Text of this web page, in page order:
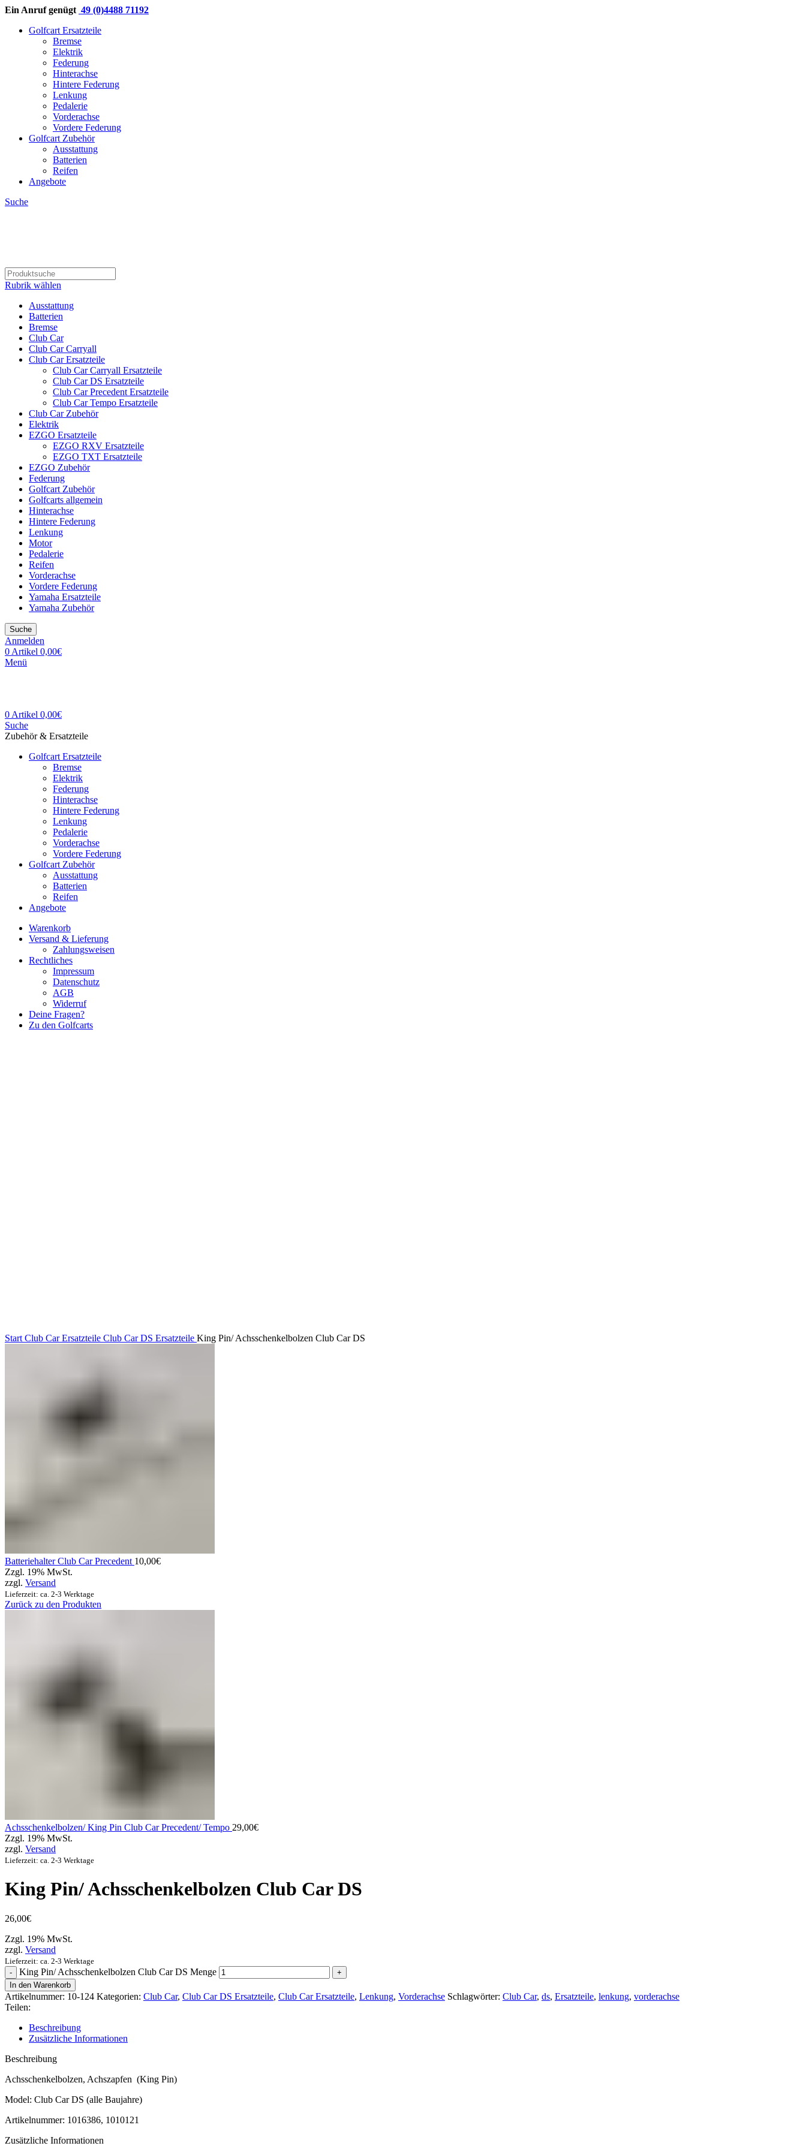
Ein Anruf genügt 49 (0)4488 71192
Golfcart Ersatzteile
Bremse
Elektrik
Federung
Hinterachse
Hintere Federung
Lenkung
Pedalerie
Vorderachse
Vordere Federung
Golfcart Zubehör
Ausstattung
Batterien
Reifen
Angebote
Suche
Rubrik wählen
Ausstattung
Batterien
Bremse
Club Car
Club Car Carryall
Club Car Ersatzteile
Club Car Carryall Ersatzteile
Club Car DS Ersatzteile
Club Car Precedent Ersatzteile
Club Car Tempo Ersatzteile
Club Car Zubehör
Elektrik
EZGO Ersatzteile
EZGO RXV Ersatzteile
EZGO TXT Ersatzteile
EZGO Zubehör
Federung
Golfcart Zubehör
Golfcarts allgemein
Hinterachse
Hintere Federung
Lenkung
Motor
Pedalerie
Reifen
Vorderachse
Vordere Federung
Yamaha Ersatzteile
Yamaha Zubehör
Suche
Anmelden
0 Artikel 0,00€
Menü
0 Artikel 0,00€
Suche
Zubehör & Ersatzteile
Golfcart Ersatzteile
Bremse
Elektrik
Federung
Hinterachse
Hintere Federung
Lenkung
Pedalerie
Vorderachse
Vordere Federung
Golfcart Zubehör
Ausstattung
Batterien
Reifen
Angebote
Warenkorb
Versand & Lieferung
Zahlungsweisen
Rechtliches
Impressum
Datenschutz
AGB
Widerruf
Deine Fragen?
Zu den Golfcarts
Start Club Car Ersatzteile Club Car DS Ersatzteile King Pin/ Achsschenkelbolzen Club Car DS
Batteriehalter Club Car Precedent 10,00€
Zzgl. 19% MwSt.
zzgl. Versand
Lieferzeit: ca. 2-3 Werktage
Zurück zu den Produkten
Achsschenkelbolzen/ King Pin Club Car Precedent/ Tempo 29,00€
Zzgl. 19% MwSt.
zzgl. Versand
Lieferzeit: ca. 2-3 Werktage
King Pin/ Achsschenkelbolzen Club Car DS
26,00€
Zzgl. 19% MwSt.
zzgl. Versand
Lieferzeit: ca. 2-3 Werktage
King Pin/ Achsschenkelbolzen Club Car DS Menge
In den Warenkorb
Artikelnummer: 10-124 Kategorien: Club Car, Club Car DS Ersatzteile, Club Car Ersatzteile, Lenkung, Vorderachse Schlagwörter: Club Car, ds, Ersatzteile, lenkung, vorderachse
Teilen:
Beschreibung
Zusätzliche Informationen
Beschreibung
Achsschenkelbolzen, Achszapfen (King Pin)
Model: Club Car DS (alle Baujahre)
Artikelnummer: 1016386, 1010121
Zusätzliche Informationen